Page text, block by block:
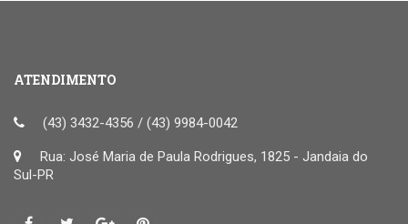
ATENDIMENTO
(43) 3432-4356 / (43) 9984-0042
Rua: José Maria de Paula Rodrigues, 1825 - Jandaia do
Sul-PR